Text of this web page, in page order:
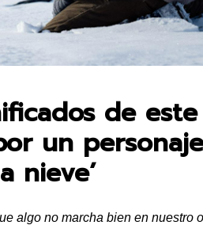
de este
un
nieve’
algo no marcha bien en nuestro